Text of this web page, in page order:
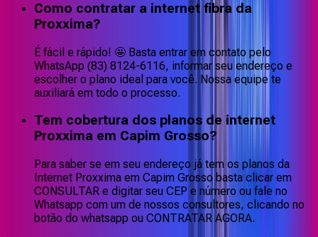
Como contratar a internet fibra da
Proxxima?
É fácil e rápido! 🤩 Basta entrar em contato pelo
WhatsApp (83) 8124-6116, informar seu endereço e
escolher o plano ideal para você. Nossa equipe te
auxiliará em todo o processo.
Tem cobertura dos planos de internet
Proxxima em Capim Grosso?
Para saber se em seu endereço já tem os planos da
Internet Proxxima em Capim Grosso basta clicar em
CONSULTAR e digitar seu CEP e número ou fale no
Whatsapp com um de nossos consultores, clicando no
botão do whatsapp ou CONTRATAR AGORA.